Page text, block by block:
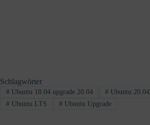
Schlagwörter
#Ubuntu 18.04 upgrade 20.04 #Ubuntu 20.04
#Ubuntu LTS #Ubuntu Upgrade